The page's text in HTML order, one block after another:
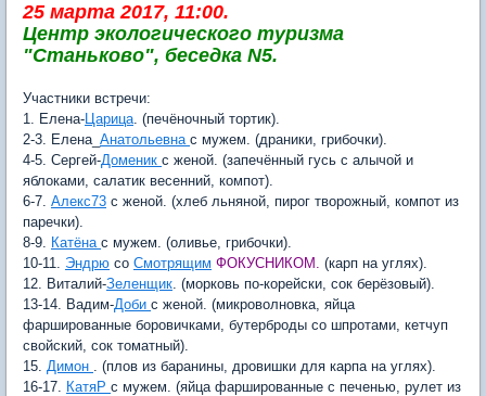
25 марта 2017, 11:00.
Центр экологического туризма
"Станьково", беседка N5.
Участники встречи:
1. Елена-Царица. (печёночный тортик).
2-3. Елена_ Анатольевна с мужем. (драники, грибочки).
4-5. Сергей-Доменик с женой. (запечённый гусь с алычой и
яблоками, салатик весенний, компот).
6-7. Алекс73 с женой. (хлеб льняной, пирог творожный, компот из
паречки).
8-9. Катёна с мужем. (оливье, грибочки).
10-11. Эндрю со Смотрящим ФОКУСНИКОМ. (карп на углях).
12. Виталий-Зеленщик. (морковь по-корейски, сок берёзовый).
13-14. Вадим-Доби с женой. (микроволновка, яйца
фаршированные боровичками, бутерброды со шпротами, кетчуп
свойский, сок томатный).
15. Димон . (плов из баранины, дровишки для карпа на углях).
16-17. КатяР с мужем. (яйца фаршированные с печенью, рулет из